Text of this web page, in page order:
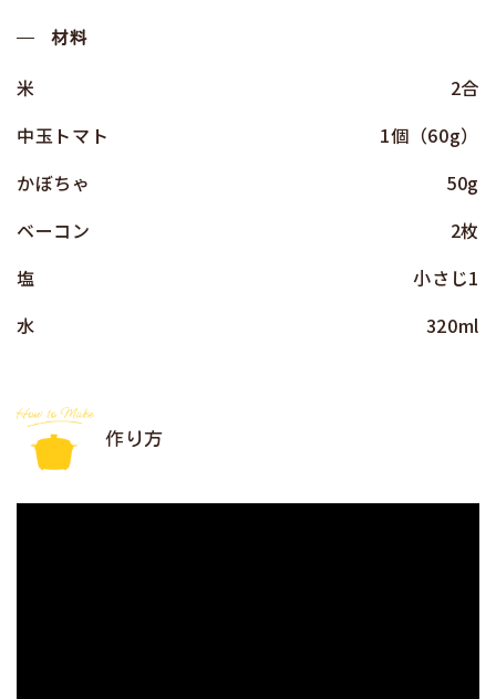
材料
米
2合
中玉トマト
1個（60g）
かぼちゃ
50g
ベーコン
2枚
塩
小さじ1
水
320ml
作り方